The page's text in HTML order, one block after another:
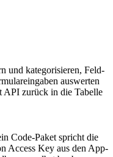
und kategorisieren, Feld-
auswerten
API zurück in die Tabelle
Code-Paket spricht die
Access Key aus den App-